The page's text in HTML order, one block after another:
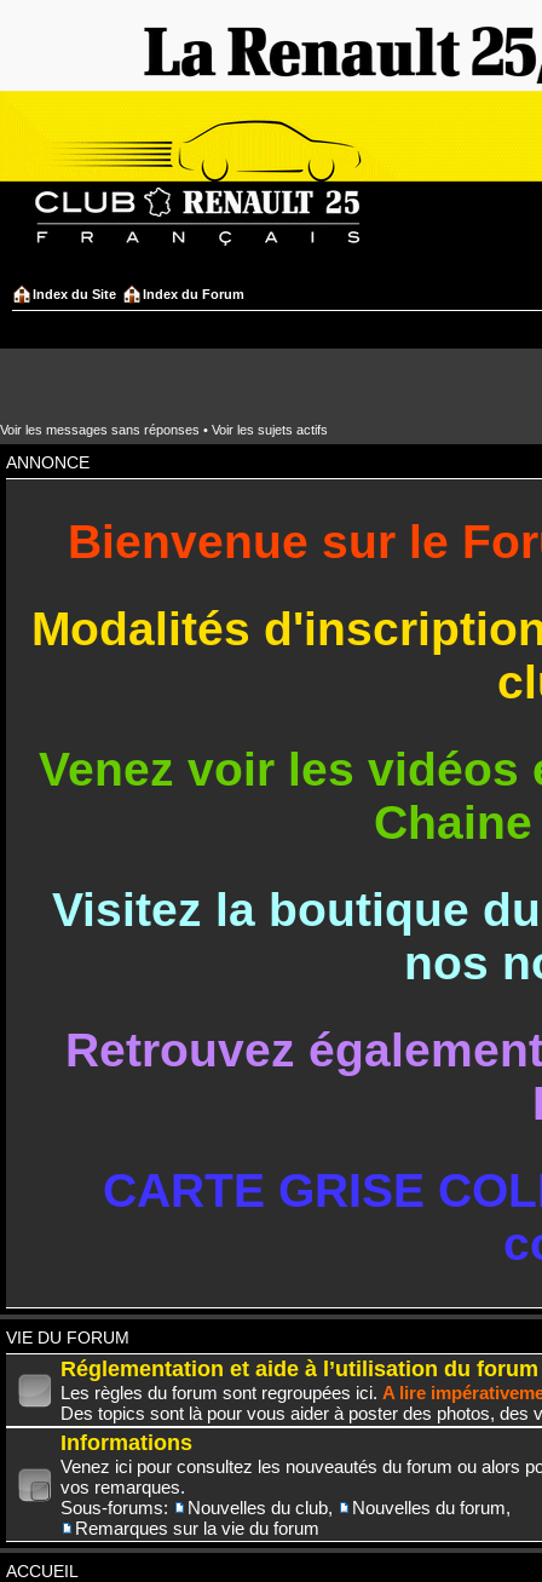
Index du Site Index du Forum
Voir les messages sans réponses • Voir les sujets actifs
ANNONCE
Bienvenue sur le
Modalités
Venez voir les
Visitez la boutique
nos
Retrouvez
CARTE GRISE
VIE DU FORUM
Réglementation et aide à l’utilisation du forum
Les règles du forum sont regroupées ici. A lire
Des topics sont là pour vous aider à poster des photos, des
Informations
Venez ici pour consultez les nouveautés du forum ou alors
vos remarques.
Sous-forums:
Nouvelles du club, Nouvelles du forum,
Remarques sur la vie du forum
ACCUEIL